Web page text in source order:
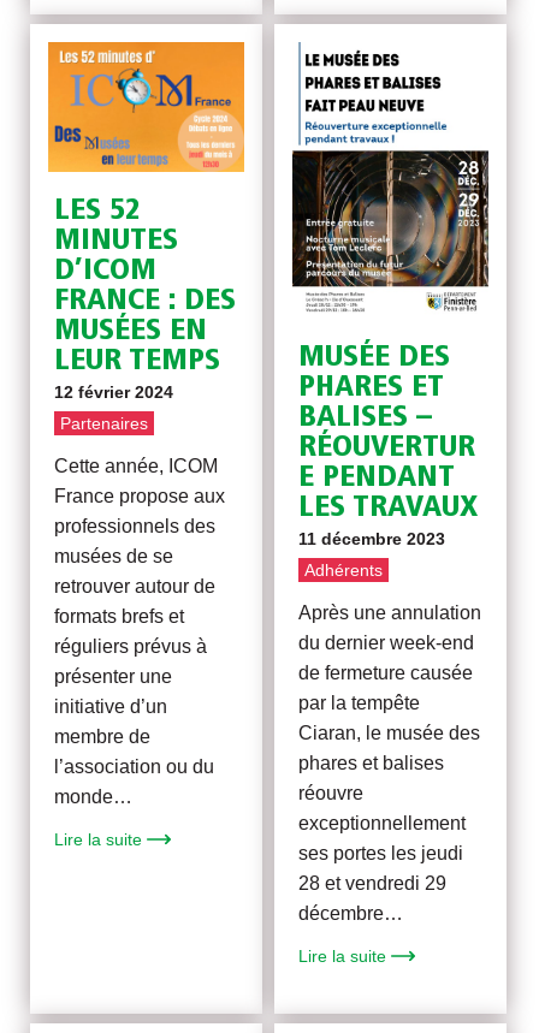
LES 52
MINUTES
D’ICOM
FRANCE : DES
MUSÉES EN
LEUR TEMPS
12 février 2024
Partenaires
Cette année, ICOM
France propose aux
professionnels des
musées de se
retrouver autour de
formats brefs et
réguliers prévus à
présenter une
initiative d’un
membre de
l’association ou du
monde…
Lire la suite
MUSÉE DES
PHARES ET
BALISES –
RÉOUVERTUR
E PENDANT
LES TRAVAUX
11 décembre 2023
Adhérents
Après une annulation
du dernier week-end
de fermeture causée
par la tempête
Ciaran, le musée des
phares et balises
réouvre
exceptionnellement
ses portes les jeudi
28 et vendredi 29
décembre…
Lire la suite